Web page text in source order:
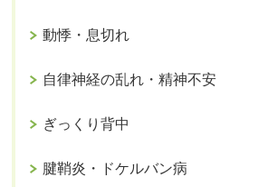
動悸・息切れ
自律神経の乱れ・精神不安
ぎっくり背中
腱鞘炎・ドケルバン病